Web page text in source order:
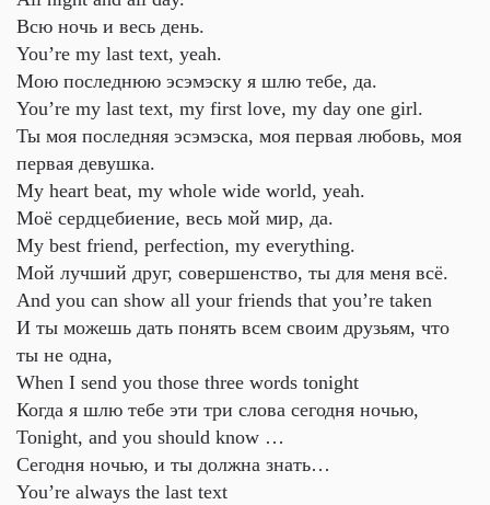
Всю ночь и весь день.
You’re my last text, yeah.
Мою последнюю эсэмэску я шлю тебе, да.
You’re my last text, my first love, my day one girl.
Ты моя последняя эсэмэска, моя первая любовь, моя
первая девушка.
My heart beat, my whole wide world, yeah.
Моё сердцебиение, весь мой мир, да.
My best friend, perfection, my everything.
Мой лучший друг, совершенство, ты для меня всё.
And you can show all your friends that you’re taken
И ты можешь дать понять всем своим друзьям, что
ты не одна,
When I send you those three words tonight
Когда я шлю тебе эти три слова сегодня ночью,
Tonight, and you should know …
Сегодня ночью, и ты должна знать…
You’re always the last text